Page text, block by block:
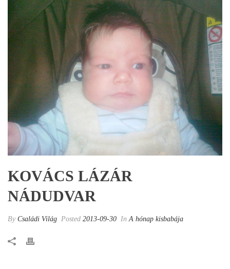
KOVÁCS LÁZÁR
NÁDUDVAR
By Családi Világ Posted 2013-09-30 In A hónap kisbabája